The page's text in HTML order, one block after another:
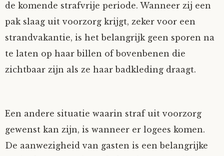
de komende strafvrije periode. Wanneer zij een
pak slaag uit voorzorg krijgt, zeker voor een
strandvakantie, is het belangrijk geen sporen na
te laten op haar billen of bovenbenen die
zichtbaar zijn als ze haar badkleding draagt.
Een andere situatie waarin straf uit voorzorg
gewenst kan zijn, is wanneer er logees komen.
De aanwezigheid van gasten is een belangrijke